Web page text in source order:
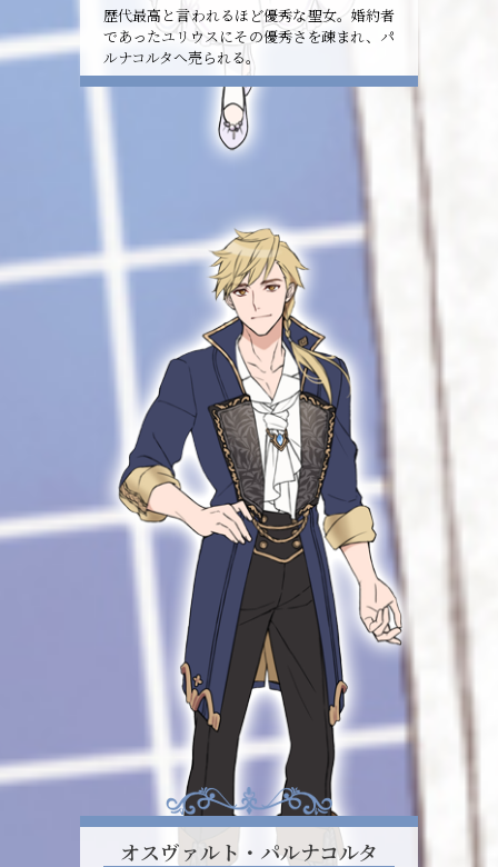
歴代最高と言われるほど優秀な聖女。婚約者
であったユリウスにその優秀さを疎まれ、パ
ルナコルタへ売られる。
オスヴァルト・パルナコルタ